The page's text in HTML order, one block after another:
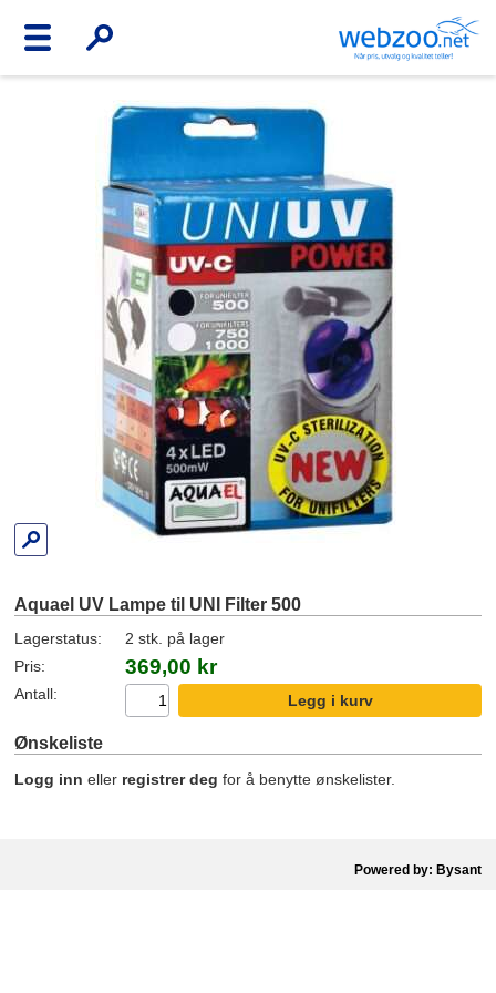
Aquael UV Lampe til UNI Filter 500
Lagerstatus:
2 stk. på lager
Pris:
369,00 kr
Antall:
Ønskeliste
Logg inn eller registrer deg for å benytte ønskelister.
Powered by: Bysant